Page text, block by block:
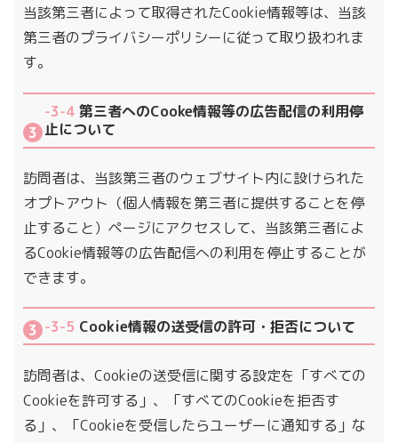
当該第三者によって取得されたCookie情報等は、当該
第三者のプライバシーポリシーに従って取り扱われま
す。
-3-4 第三者へのCooke情報等の広告配信の利用停
止について
訪問者は、当該第三者のウェブサイト内に設けられた
オプトアウト（個人情報を第三者に提供することを停
止すること）ページにアクセスして、当該第三者によ
るCookie情報等の広告配信への利用を停止することが
できます。
-3-5 Cookie情報の送受信の許可・拒否について
訪問者は、Cookieの送受信に関する設定を「すべての
Cookieを許可する」、「すべてのCookieを拒否す
る」、「Cookieを受信したらユーザーに通知する」な